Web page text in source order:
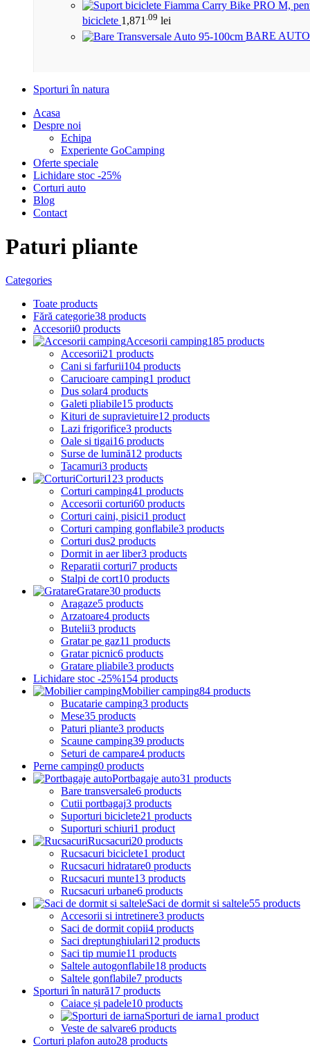
biciclete 1,871 .09 lei
BARE
Sporturi în natura
Acasa
Despre noi
Echipa
Experiente GoCamping
Oferte speciale
Lichidare stoc -25%
Corturi auto
Blog
Contact
Paturi pliante
Categories
Toate products
Fără categorie38 products
Accesorii0 products
Accesorii camping185 products
Accesorii21 products
Cani si farfurii104 products
Carucioare camping1 product
Dus solar4 products
Galeti pliabile15 products
Kituri de supravietuire12 products
Lazi frigorifice3 products
Oale si tigai16 products
Surse de lumină12 products
Tacamuri3 products
Corturi123 products
Corturi camping41 products
Accesorii corturi60 products
Corturi caini, pisici1 product
Corturi camping gonflabile3 products
Corturi dus2 products
Dormit in aer liber3 products
Reparatii corturi7 products
Stalpi de cort10 products
Gratare30 products
Aragaze5 products
Arzatoare4 products
Butelii3 products
Gratar pe gaz11 products
Gratar picnic6 products
Gratare pliabile3 products
Lichidare stoc -25%154 products
Mobilier camping84 products
Bucatarie camping3 products
Mese35 products
Paturi pliante3 products
Scaune camping39 products
Seturi de campare4 products
Perne camping0 products
Portbagaje auto31 products
Bare transversale6 products
Cutii portbagaj3 products
Suporturi biciclete21 products
Suporturi schiuri1 product
Rucsacuri20 products
Rucsacuri biciclete1 product
Rucsacuri hidratare0 products
Rucsacuri munte13 products
Rucsacuri urbane6 products
Saci de dormit si saltele55 products
Accesorii si intretinere3 products
Saci de dormit copii4 products
Saci dreptunghiulari12 products
Saci tip mumie11 products
Saltele autogonflabile18 products
Saltele gonflabile7 products
Sporturi în natură17 products
Caiace și padele10 products
Sporturi de iarna1 product
Veste de salvare6 products
Corturi plafon auto28 products